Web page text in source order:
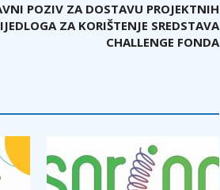
POZIV ZA DOSTAVU PROJEKTNIH
ZA KORIŠTENJE SREDSTAVA
CHALLENGE FONDA